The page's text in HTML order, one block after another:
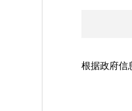
根据政府信